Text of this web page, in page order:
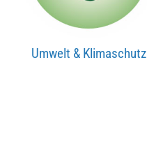
Umwelt & Klimaschutz